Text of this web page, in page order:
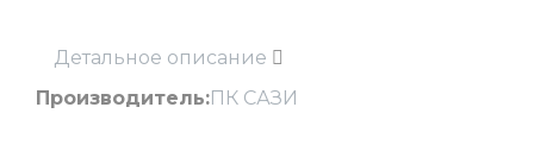
Детальное описание
Производитель:ПК САЗИ